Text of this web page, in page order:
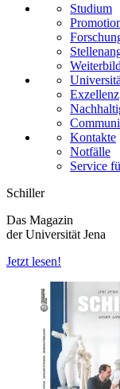
Studium
Exzellenz
Kontakte
Notfälle
Service
Schiller
Das Magazin
der Universität Jena
Jetzt lesen!